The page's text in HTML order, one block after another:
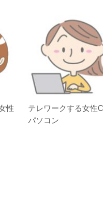
性
テレワークする女性
パソコン